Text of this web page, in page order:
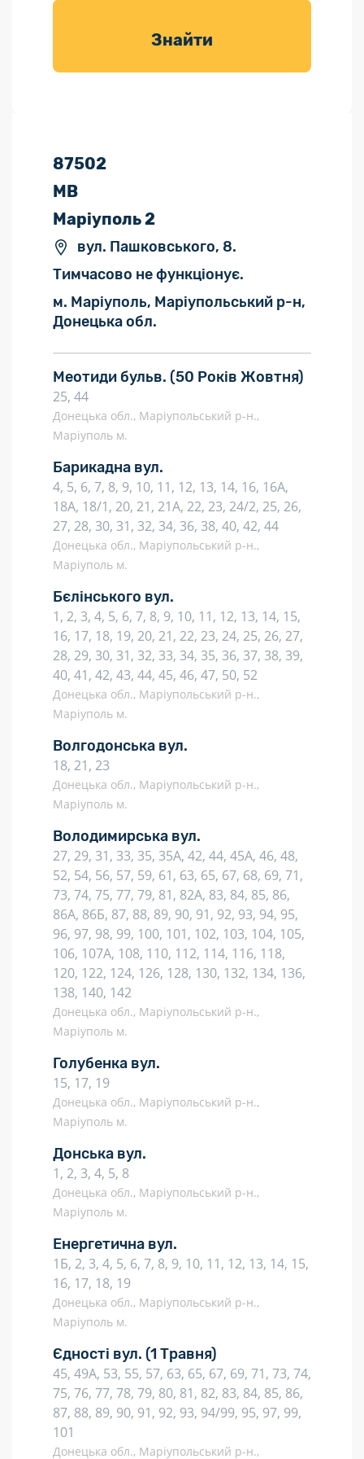
товарів для
Знайти
87502
МВ
Маріуполь 2
вул. Пашковського, 8.
Тимчасово не функціонує.
м. Маріуполь, Маріупольський р-н,
Донецька обл.
Меотиди бульв. (50 Років Жовтня)
25, 44
Донецька обл., Маріупольський р-н.,
Маріуполь м.
Барикадна вул.
4, 5, 6, 7, 8, 9, 10, 11, 12, 13, 14, 16, 16А,
18А, 18/1, 20, 21, 21А, 22, 23, 24/2, 25, 26,
27, 28, 30, 31, 32, 34, 36, 38, 40, 42, 44
Донецька обл., Маріупольський р-н.,
Маріуполь м.
Бєлінського вул.
1, 2, 3, 4, 5, 6, 7, 8, 9, 10, 11, 12, 13, 14, 15,
16, 17, 18, 19, 20, 21, 22, 23, 24, 25, 26, 27,
28, 29, 30, 31, 32, 33, 34, 35, 36, 37, 38, 39,
40, 41, 42, 43, 44, 45, 46, 47, 50, 52
Донецька обл., Маріупольський р-н.,
Маріуполь м.
Волгодонська вул.
18, 21, 23
Донецька обл., Маріупольський р-н.,
Маріуполь м.
Володимирська вул.
27, 29, 31, 33, 35, 35А, 42, 44, 45А, 46, 48,
52, 54, 56, 57, 59, 61, 63, 65, 67, 68, 69, 71,
73, 74, 75, 77, 79, 81, 82А, 83, 84, 85, 86,
86А, 86Б, 87, 88, 89, 90, 91, 92, 93, 94, 95,
96, 97, 98, 99, 100, 101, 102, 103, 104, 105,
106, 107А, 108, 110, 112, 114, 116, 118,
120, 122, 124, 126, 128, 130, 132, 134, 136,
138, 140, 142
Донецька обл., Маріупольський р-н.,
Маріуполь м.
Голубенка вул.
15, 17, 19
Донецька обл., Маріупольський р-н.,
Маріуполь м.
Донська вул.
1, 2, 3, 4, 5, 8
Донецька обл., Маріупольський р-н.,
Маріуполь м.
Енергетична вул.
1Б, 2, 3, 4, 5, 6, 7, 8, 9, 10, 11, 12, 13, 14, 15,
16, 17, 18, 19
Донецька обл., Маріупольський р-н.,
Маріуполь м.
Єдності вул. (1 Травня)
45, 49А, 53, 55, 57, 63, 65, 67, 69, 71, 73, 74,
75, 76, 77, 78, 79, 80, 81, 82, 83, 84, 85, 86,
87, 88, 89, 90, 91, 92, 93, 94/99, 95, 97, 99,
101
Донецька обл., Маріупольський р-н.,